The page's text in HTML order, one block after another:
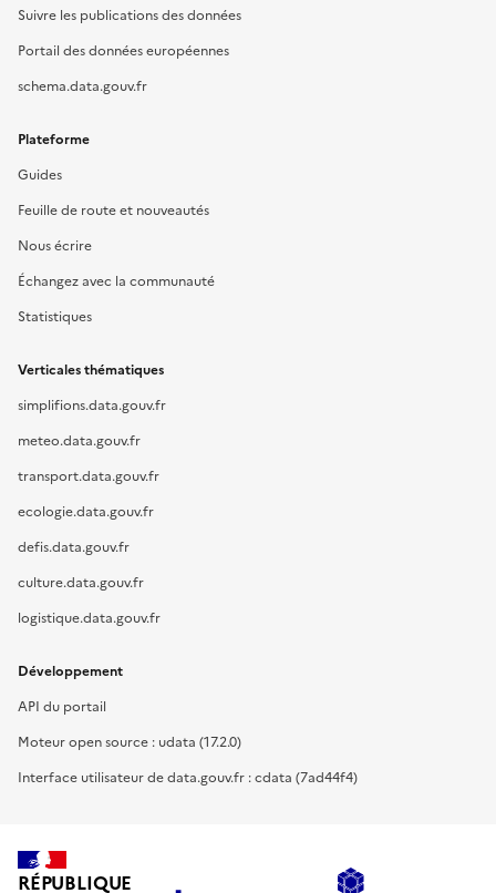
Suivre les publications des données
Portail des données européennes
schema.data.gouv.fr
Plateforme
Guides
Feuille de route et nouveautés
Nous écrire
Échangez avec la communauté
Statistiques
Verticales thématiques
simplifions.data.gouv.fr
meteo.data.gouv.fr
transport.data.gouv.fr
ecologie.data.gouv.fr
defis.data.gouv.fr
culture.data.gouv.fr
logistique.data.gouv.fr
Développement
API du portail
Moteur open source : udata (17.2.0)
Interface utilisateur de data.gouv.fr : cdata (7ad44f4)
RÉPUBLIQUE